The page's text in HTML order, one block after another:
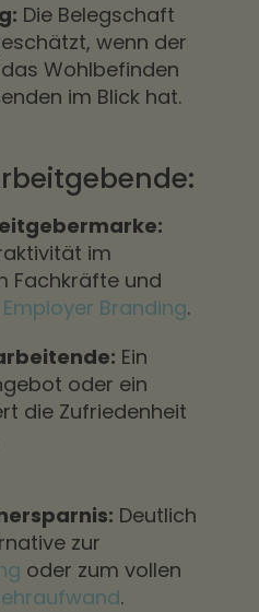
Die Belegschaft
wenn der
Wohlbefinden
im Blick hat.
im
Fachkräfte und
Employer Branding.
Ein
oder ein
die Zufriedenheit
Deutlich
zur
oder zum vollen
.